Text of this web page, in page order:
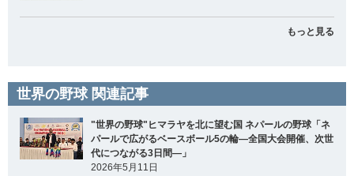
もっと見る
世界の野球 関連記事
"世界の野球"ヒマラヤを北に望む国 ネパールの野球「ネ
パールで広がるベースボール5の輪―全国大会開催、次世
代につながる3日間―」
2026年5月11日